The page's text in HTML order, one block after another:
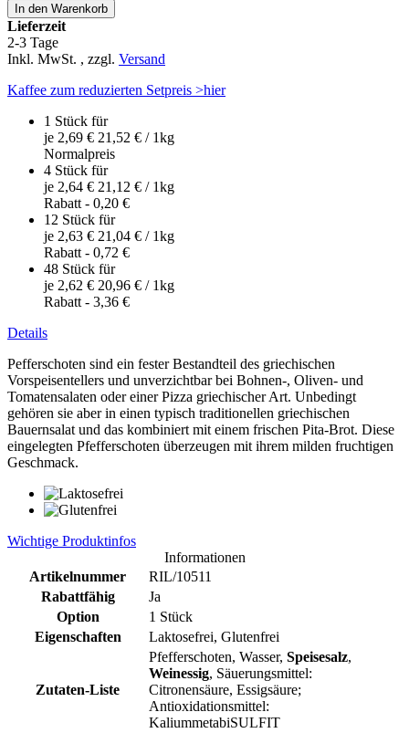
In den Warenkorb
Lieferzeit
2-3 Tage
Inkl. MwSt. , zzgl. Versand
Kaffee zum reduzierten Setpreis >hier
1 Stück für
je 2,69 € 21,52 € / 1kg
Normal­preis
4 Stück für
je 2,64 € 21,12 € / 1kg
Rabatt - 0,20 €
12 Stück für
je 2,63 € 21,04 € / 1kg
Rabatt - 0,72 €
48 Stück für
je 2,62 € 20,96 € / 1kg
Rabatt - 3,36 €
Details
Pefferschoten sind ein fester Bestandteil des griechischen
Vorspeisentellers und unverzichtbar bei Bohnen-, Oliven- und
Tomatensalaten oder einer Pizza griechischer Art. Unbedingt
gehören sie aber in einen typisch traditionellen griechischen
Bauernsalat und das kombiniert mit einem frischen Pita-Brot. Diese
eingelegten Pfefferschoten überzeugen mit ihrem milden fruchtigen
Geschmack.
Wichtige Produktinfos
Informationen
Artikelnummer
RIL/10511
Rabattfähig
Ja
Option
1 Stück
Eigenschaften
Laktosefrei, Glutenfrei
Zutaten-Liste
Pfefferschoten, Wasser, Speisesalz,
Weinessig, Säuerungsmittel:
Citronensäure, Essigsäure;
Antioxidationsmittel:
KaliummetabiSULFIT